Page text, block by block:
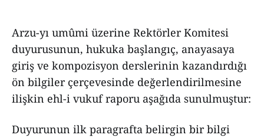
Arzu-yı umûmi üzerine Rektörler Komitesi
duyurusunun, hukuka başlangıç, anayasaya
giriş ve kompozisyon derslerinin kazandırdığı
ön bilgiler çerçevesinde değerlendirilmesine
ilişkin ehl-i vukuf raporu aşağıda sunulmuştur:
Duyurunun ilk paragrafta belirgin bir bilgi